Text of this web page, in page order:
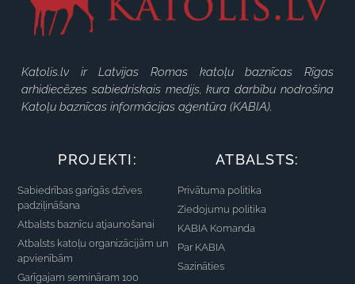
Katolis.lv ir Latvijas Romas katoļu baznīcas Rīgas
arhidiecēzes sabiedriskais medijs, kura darbību nodrošina
Katoļu baznīcas informācijas aģentūra (KABIA).
PROJEKTI:
Sabiedrības garīgās dzīves
padziļināšana
Atbalsts baznīcu atjaunošanai
Atbalsts katoļu organizācijām un
apvienībām
Garīgajam semināram 100
ATBALSTS:
Privātuma politika
Ziedojumu politika
KABIA Komanda
Par KABIA
Sazināties